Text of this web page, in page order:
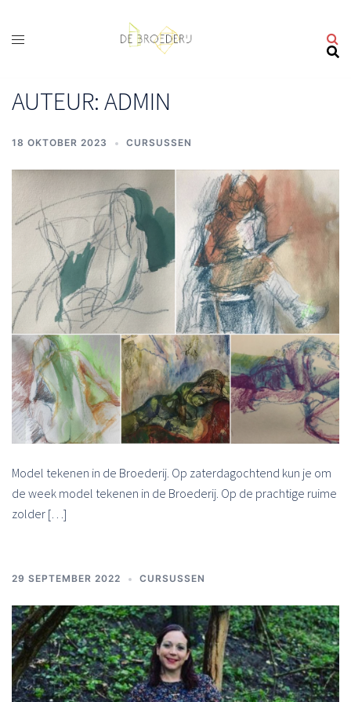
AUTEUR: ADMIN
18 OKTOBER 2023 CURSUSSEN
Model tekenen in de Broederij. Op zaterdagochtend kun je om
de week model tekenen in de Broederij. Op de prachtige ruime
zolder […]
29 SEPTEMBER 2022 CURSUSSEN